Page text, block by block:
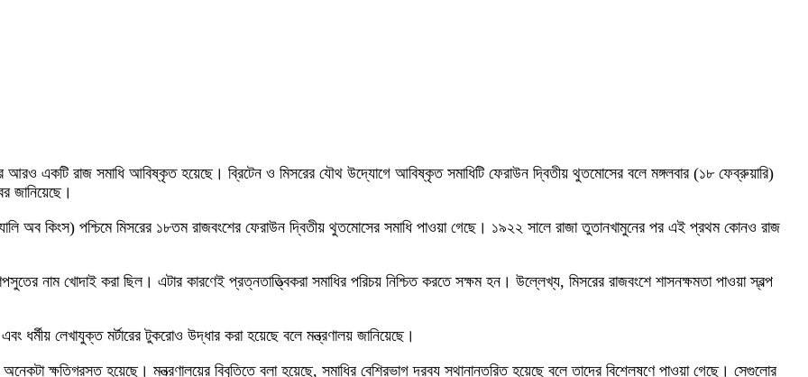
আরও একটি রাজ সমাধি আবিষ্কৃত হয়েছে। ব্রিটেন ও মিসরের যৌথ উদ্যোগে আবিষ্কৃত সমাধিটি ফেরাউন দ্বিতীয় থুতমোসের বলে মঙ্গলবার (১৮ ফেব্রুয়ারি)
জানিয়েছে।
অব কিংস) পশ্চিমে মিসরের ১৮তম রাজবংশের ফেরাউন দ্বিতীয় থুতমোসের সমাধি পাওয়া গেছে। ১৯২২ সালে রাজা তুতানখামুনের পর এই প্রথম কোনও রাজ
নাম খোদাই করা ছিল। এটার কারণেই প্রত্নতাত্ত্বিকরা সমাধির পরিচয় নিশ্চিত করতে সক্ষম হন। উল্লেখ্য, মিসরের রাজবংশে শাসনক্ষমতা পাওয়া স্বল্প
ধর্মীয় লেখাযুক্ত মর্টারের টুকরোও উদ্ধার করা হয়েছে বলে মন্ত্রণালয় জানিয়েছে।
ক্ষতিগ্রস্ত হয়েছে। মন্ত্রণালয়ের বিবৃতিতে বলা হয়েছে, সমাধির বেশিরভাগ দ্রব্য স্থানান্তরিত হয়েছে বলে তাদের বিশ্লেষণে পাওয়া গেছে। সেগুলোর